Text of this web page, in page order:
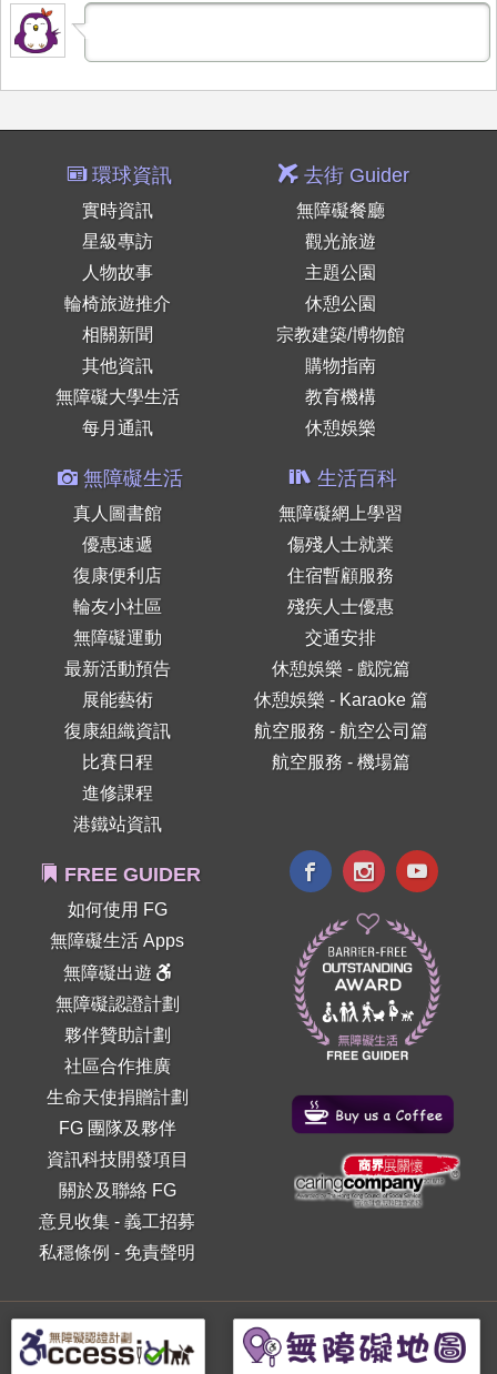
環球資訊
實時資訊
星級專訪
人物故事
輪椅旅遊推介
相關新聞
其他資訊
無障礙大學生活
每月通訊
去街 Guider
無障礙餐廳
觀光旅遊
主題公園
休憩公園
宗教建築/博物館
購物指南
教育機構
休憩娛樂
無障礙生活
真人圖書館
優惠速遞
復康便利店
輪友小社區
無障礙運動
最新活動預告
展能藝術
復康組織資訊
比賽日程
進修課程
港鐵站資訊
生活百科
無障礙網上學習
傷殘人士就業
住宿暫顧服務
殘疾人士優惠
交通安排
休憩娛樂 - 戲院篇
休憩娛樂 - Karaoke 篇
航空服務 - 航空公司篇
航空服務 - 機場篇
FREE GUIDER
如何使用 FG
無障礙生活 Apps
無障礙出遊
無障礙認證計劃
夥伴贊助計劃
社區合作推廣
生命天使捐贈計劃
FG 團隊及夥伴
資訊科技開發項目
關於及聯絡 FG
意見收集 -義工招募
私穩條例 - 免責聲明